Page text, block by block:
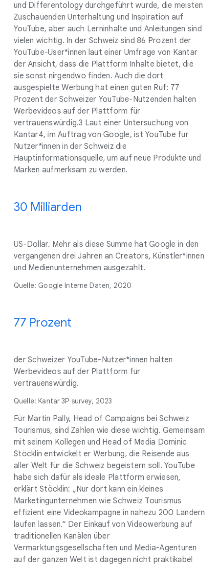
und Differentology durchgeführt wurde, die meisten
Zuschauenden Unterhaltung und Inspiration auf
YouTube, aber auch Lerninhalte und Anleitungen sind
vielen wichtig. In der Schweiz sind 86 Prozent der
YouTube-User*innen laut einer Umfrage von Kantar
der Ansicht, dass die Plattform Inhalte bietet, die
sie sonst nirgendwo finden. Auch die dort
ausgespielte Werbung hat einen guten Ruf: 77
Prozent der Schweizer YouTube-Nutzenden halten
Werbevideos auf der Plattform für
vertrauenswürdig.3 Laut einer Untersuchung von
Kantar4, im Auftrag von Google, ist YouTube für
Nutzer*innen in der Schweiz die
Hauptinformationsquelle, um auf neue Produkte und
Marken aufmerksam zu werden.
30 Milliarden
US-Dollar. Mehr als diese Summe hat Google in den
vergangenen drei Jahren an Creators, Künstler*innen
und Medienunternehmen ausgezahlt.
Quelle: Google Interne Daten, 2020
77 Prozent
der Schweizer YouTube-Nutzer*innen halten
Werbevideos auf der Plattform für
vertrauenswürdig.
Quelle: Kantar 3P survey, 2023
Für Martin Pally, Head of Campaigns bei Schweiz
Tourismus, sind Zahlen wie diese wichtig. Gemeinsam
mit seinem Kollegen und Head of Media Dominic
Stöcklin entwickelt er Werbung, die Reisende aus
aller Welt für die Schweiz begeistern soll. YouTube
habe sich dafür als ideale Plattform erwiesen,
erklärt Stöcklin: „Nur dort kann ein kleines
Marketingunternehmen wie Schweiz Tourismus
effizient eine Videokampagne in nahezu 200 Ländern
laufen lassen.“ Der Einkauf von Videowerbung auf
traditionellen Kanälen über
Vermarktungsgesellschaften und Media-Agenturen
auf der ganzen Welt ist dagegen nicht praktikabel